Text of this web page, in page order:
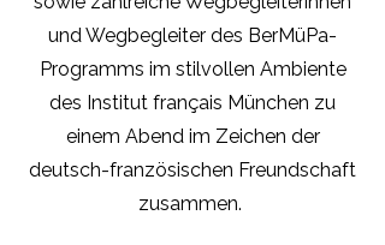
und Wegbegleiter des BerMüPa-
Programms im stilvollen Ambiente
des Institut français München zu
einem Abend im Zeichen der
deutsch-französischen Freundschaft
zusammen.